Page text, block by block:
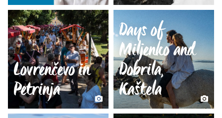
Lovrenčevo in
Petrinja
Days of
Miljenko and
Dobrila,
Kaštela